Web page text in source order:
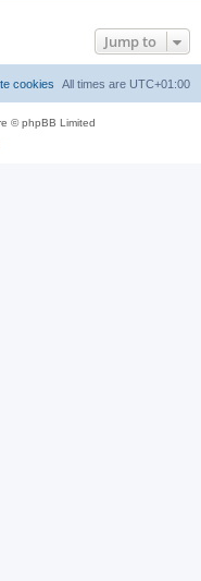
Jump to
All times are UTC+01:00
cookies
© phpBB Limited